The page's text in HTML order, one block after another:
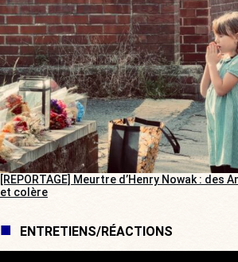
[REPORTAGE] Meurtre d’Henry Nowak : des
et colère
ENTRETIENS/RÉACTIONS